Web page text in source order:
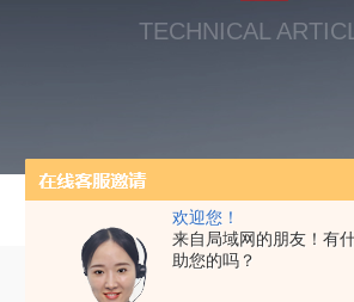
欢迎您！
来自局域网的朋友！有
助您的吗？
TECHNICAL